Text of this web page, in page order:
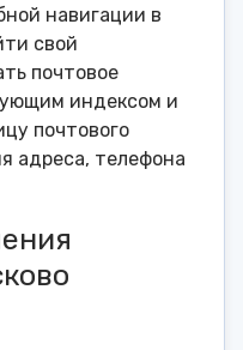
навигации в
свой
почтовое
индексом и
почтового
адреса, телефона